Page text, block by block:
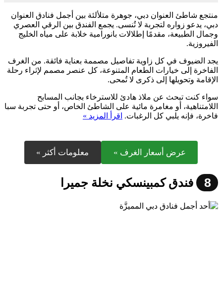
منتجع شاطئ العنوان دبي، جوهرة متلألئة بين أجمل فنادق العنوان
دبي، يدعو زواره لتجربة لا تُنسى. يجمع الفندق بين الرقي العصري
وجمال الطبيعة، مقدمًا إطلالات بانورامية خلابة على مياه الخليج
الفيروزية.
يجد الضيوف في كل زاوية تفاصيل مصممة بعناية فائقة. من الغرف
الفاخرة إلى خيارات الطعام المتنوعة، كل عنصر مصمم لإثراء رحلة
الإقامة وتحويلها إلى ذكرى لا تُمحى.
سواء كنت تبحث عن ملاذ هادئ للاسترخاء بجانب المسابح
اللامتناهية، أو مغامرة مائية على الشاطئ الخاص، أو حتى تجربة سبا
فاخرة، فإنه يلبي كل الرغبات. اقرأ المزيد »
عرض أسعار الغرف » معلومات أكثر »
8 فندق كمبينسكي نخلة جميرا